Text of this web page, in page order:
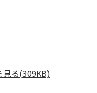
見る(309KB)